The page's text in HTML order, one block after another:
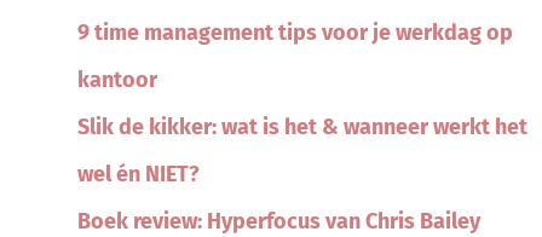
9 time management tips voor je werkdag op
kantoor
Slik de kikker: wat is het & wanneer werkt het
wel én NIET?
Boek review: Hyperfocus van Chris Bailey